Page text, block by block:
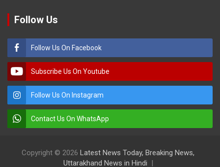
Follow Us
Follow Us On Facebook
Subscribe Us On Youtube
Follow Us On Instagram
Contact Us On WhatsApp
Copyright © 2026 Latest News Today, Breaking News,
Uttarakhand News in Hindi